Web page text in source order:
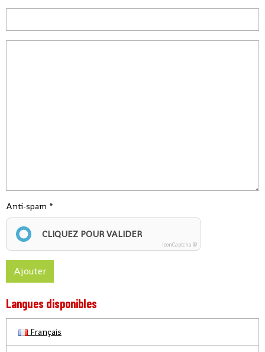
Anti-spam
CLIQUEZ POUR VALIDER
IconCaptcha ©
Ajouter
Langues disponibles
Français